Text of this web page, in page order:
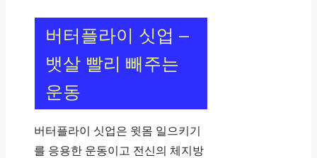
버터플라이 싯업 –
뱃살 빨리 빼주는
운동
버터플라이 싯업은 윗몸 일으키기
를 응용한 운동이고 전신의 체지방